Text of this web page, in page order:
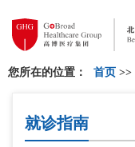
您所在的位置： 首页 >>
就诊指南